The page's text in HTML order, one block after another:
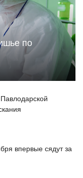
по
впервые сядут за